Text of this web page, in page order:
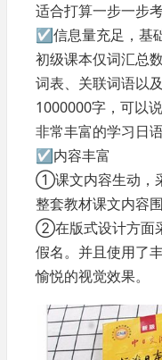
适合打算一步一步
☑信息量充足，基
初级课本仅词汇总
词表、关联词语以
1000000字，可以
非常丰富的学习日语
☑内容丰富
①课文内容生动，
整套教材课文内容
②在版式设计方面
假名。并且使用了
愉悦的视觉效果。